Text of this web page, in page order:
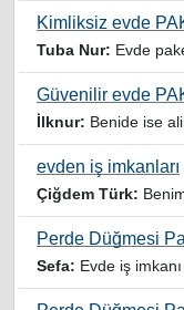
Kimliksiz evde
Tuba Nur: Evde paketleme
Güvenilir evde
İlknur: Benide ise
evden iş imkanları
Çiğdem Türk:
Perde Düğmesi
Sefa: Evde iş